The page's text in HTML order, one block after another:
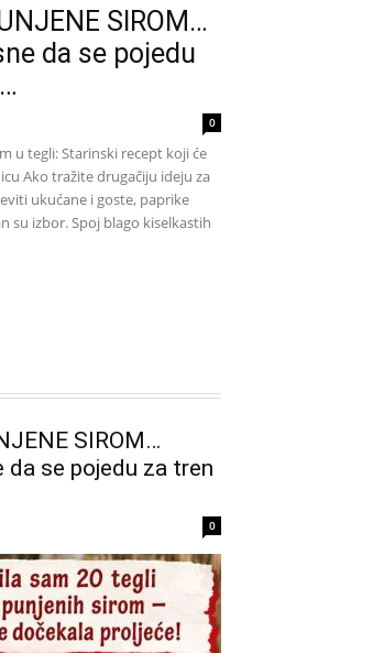
SIROM…
da se pojedu
0
u tegli: Starinski recept koji će
Ako tražite drugačiju ideju za
ukućane i goste, paprike
su izbor. Spoj blago kiselkastih
SIROM…
da se pojedu za tren
0